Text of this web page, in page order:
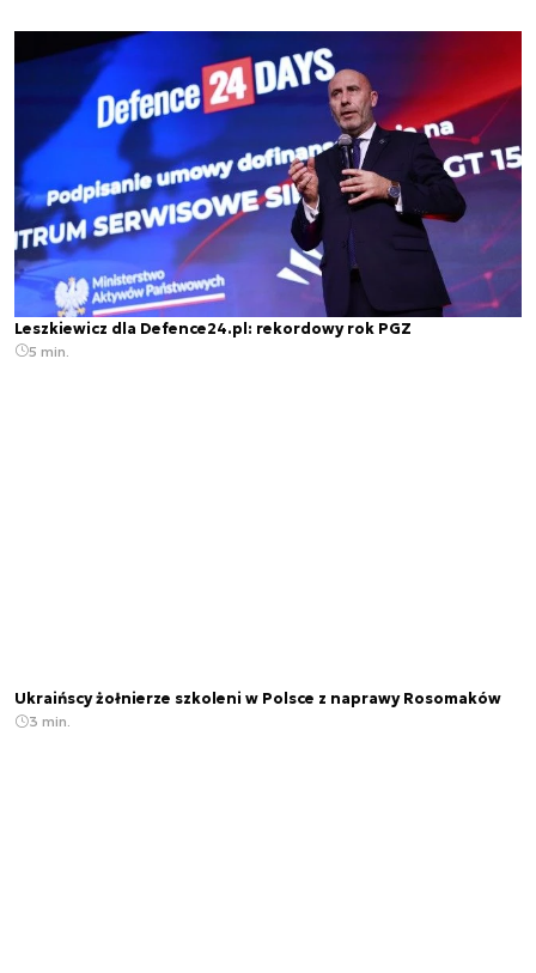
Leszkiewicz dla Defence24.pl: rekordowy rok PGZ
5 min.
Ukraińscy żołnierze szkoleni w Polsce z naprawy Rosomaków
3 min.